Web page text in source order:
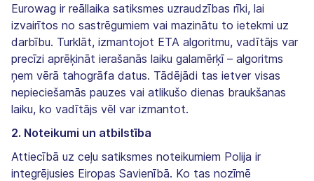
Eurowag ir reāllaika satiksmes uzraudzības rīki, lai
izvairītos no sastrēgumiem vai mazinātu to ietekmi uz
darbību. Turklāt, izmantojot ETA algoritmu, vadītājs var
precīzi aprēķināt ierašanās laiku galamērķī – algoritms
ņem vērā tahogrāfa datus. Tādējādi tas ietver visas
nepieciešamās pauzes vai atlikušo dienas braukšanas
laiku, ko vadītājs vēl var izmantot.
2. Noteikumi un atbilstība
Attiecībā uz ceļu satiksmes noteikumiem Polija ir
integrējusies Eiropas Savienībā. Ko tas nozīmē